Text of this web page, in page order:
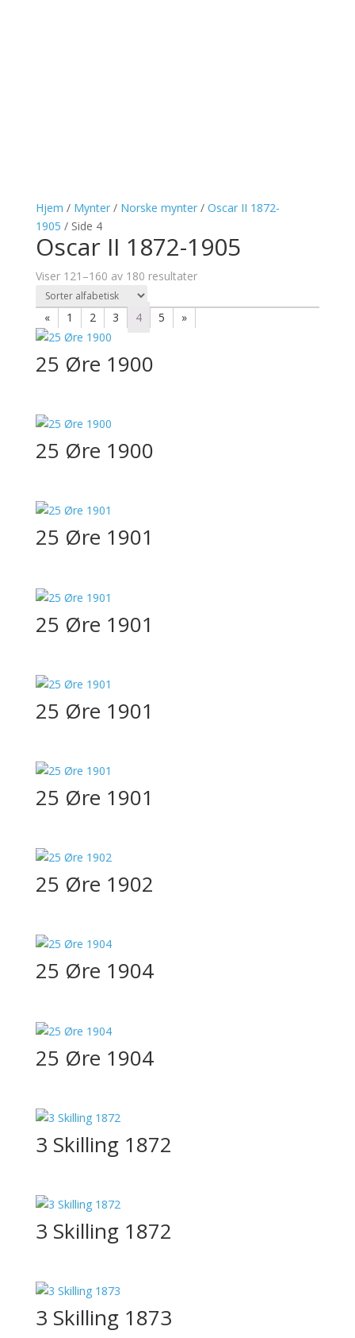
Hjem / Mynter/ Norske mynter/ Oscar II 1872-
1905 / Side 4
Oscar II 1872-1905
Viser 121–160 av 180 resultater
« 1 2 3 4 5 »
25 Øre 1900
25 Øre 1900
25 Øre 1901
25 Øre 1901
25 Øre 1901
25 Øre 1901
25 Øre 1902
25 Øre 1904
25 Øre 1904
3 Skilling 1872
3 Skilling 1872
3 Skilling 1873